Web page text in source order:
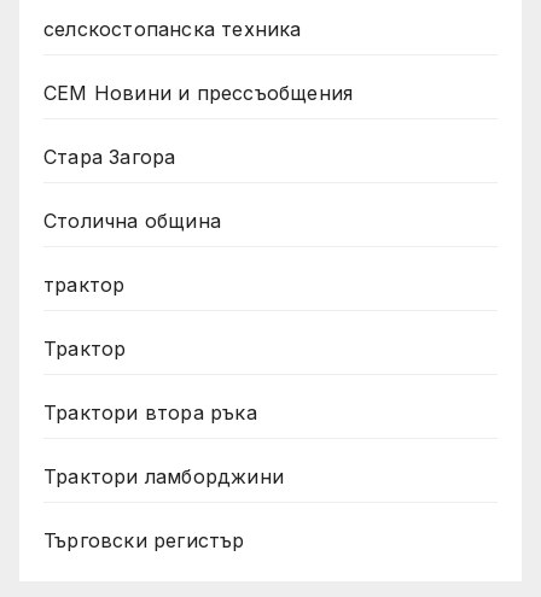
селскостопанска техника
СЕМ Новини и прессъобщения
Стара Загора
Столична община
трактор
Трактор
Трактори втора ръка
Трактори ламборджини
Търговски регистър